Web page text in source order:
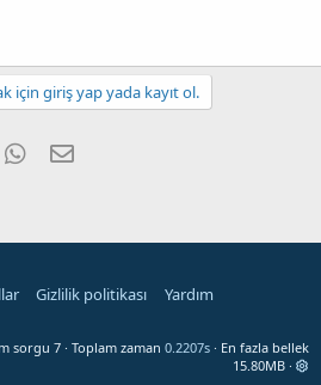
için giriş yap yada kayıt ol.
WhatsAppE-posta
Gizlilik politikası
Yardım
sorgu 7 Toplam zaman 0.2207s
En fazla bellek
15.80MB